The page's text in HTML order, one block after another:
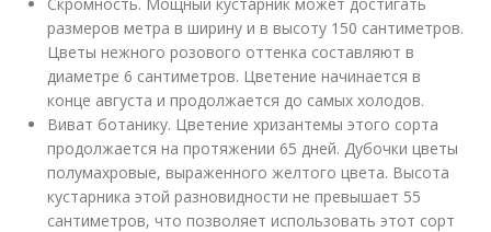
размеров метра в ширину и в высоту 150 сантиметров.
Цветы нежного розового оттенка составляют в
диаметре 6 сантиметров. Цветение начинается в
конце августа и продолжается до самых холодов.
Виват ботанику. Цветение хризантемы этого сорта
продолжается на протяжении 65 дней. Дубочки цветы
полумахровые, выраженного желтого цвета. Высота
кустарника этой разновидности не превышает 55
сантиметров, что позволяет использовать этот сорт